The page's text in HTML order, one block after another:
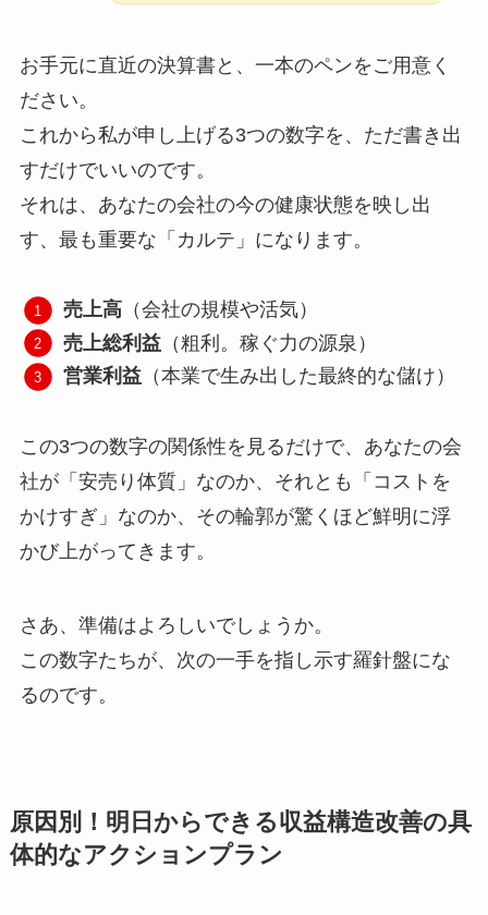
お手元に直近の決算書と、一本のペンをご用意く
ださい。
これから私が申し上げる3つの数字を、ただ書き出
すだけでいいのです。
それは、あなたの会社の今の健康状態を映し出
す、最も重要な「カルテ」になります。
売上高 （会社の規模や活気）
売上総利益 （粗利。稼ぐ力の源泉）
営業利益 （本業で生み出した最終的な儲け）
この3つの数字の関係性を見るだけで、あなたの会
社が「安売り体質」なのか、それとも「コストを
かけすぎ」なのか、その輪郭が驚くほど鮮明に浮
かび上がってきます。
さあ、準備はよろしいでしょうか。
この数字たちが、次の一手を指し示す羅針盤にな
るのです。
原因別！明日からできる収益構造改善の具
体的なアクションプラン